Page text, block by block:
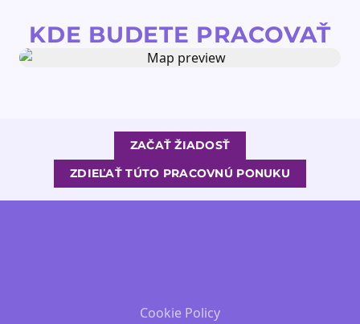
KDE BUDETE PRACOVAŤ
ZAČAŤ ŽIADOSŤ
ZDIEĽAŤ TÚTO PRACOVNÚ PONUKU
Cookie Policy